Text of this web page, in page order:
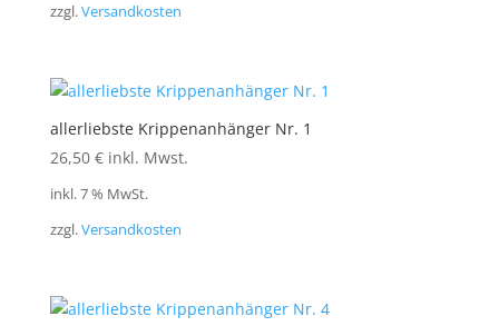
zzgl.Versandkosten
allerliebste Krippenanhänger Nr. 1
26,50 € inkl. Mwst.
inkl. 7 % MwSt.
zzgl.Versandkosten